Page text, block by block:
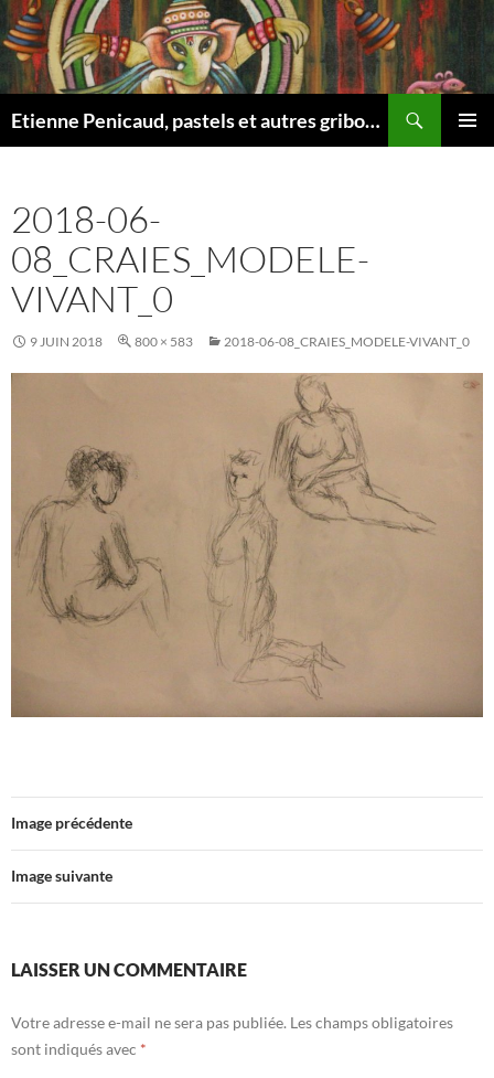
Aller
au
contenu
Etienne Penicaud, pastels et autres gribouillages …
2018-06-
08_CRAIES_MODELE-
VIVANT_0
9 JUIN 2018 800 × 583 2018-06-08_CRAIES_MODELE-VIVANT_0
Image précédente
Image suivante
LAISSER UN COMMENTAIRE
Votre adresse e-mail ne sera pas publiée. Les champs obligatoires
sont indiqués avec *